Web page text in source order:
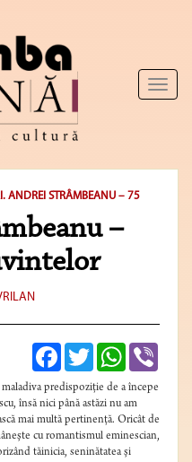
Toggle
ANDREI STRÂMBEANU – 75
–
FacebookTwitterWhatsApp
predispoziţie de a începe
însă nici până astăzi nu am
mai multă pertinenţă. Oricât de
cu romantismul eminescian,
tăinicia, seninătatea şi